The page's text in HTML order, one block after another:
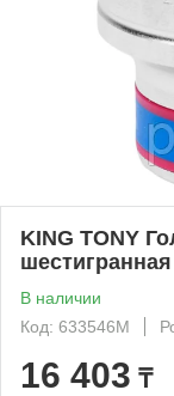
KING TONY
В наличии
Код: 633546M
16 403 ₸